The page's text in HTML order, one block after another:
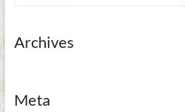
Archives
Meta